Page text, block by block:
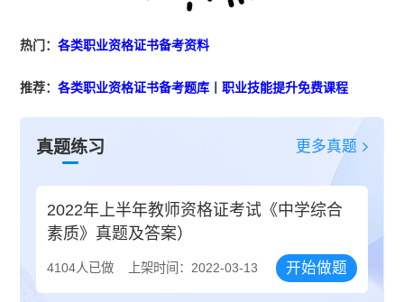
热门：各类职业资格证书备考资料
推荐：各类职业资格证书备考题库 丨职业技能提升免费课程
真题练习 更多真题
2022年上半年教师资格证考试《中学综合
素质》真题及答案）
4104人已做 上架时间：2022-03-13 开始做题